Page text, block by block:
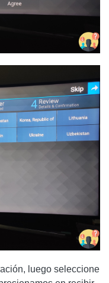
luego seleccione